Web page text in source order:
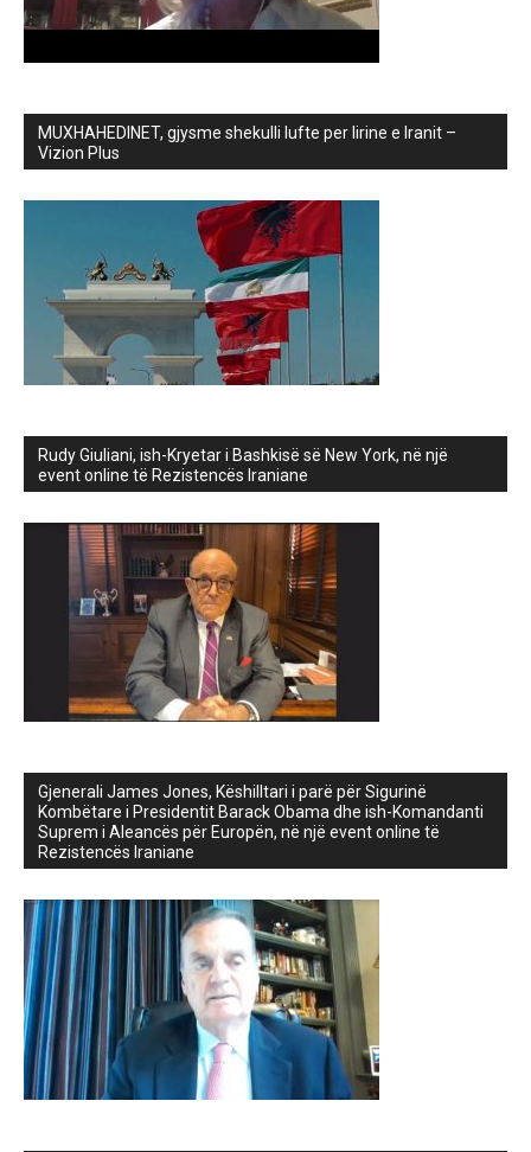
MUXHAHEDINET, gjysme shekulli lufte per lirine e Iranit –
Vizion Plus
Rudy Giuliani, ish-Kryetar i Bashkisë së New York, në një
event online të Rezistencës Iraniane
Gjenerali James Jones, Këshilltari i parë për Sigurinë
Kombëtare i Presidentit Barack Obama dhe ish-Komandanti
Suprem i Aleancës për Europën, në një event online të
Rezistencës Iraniane